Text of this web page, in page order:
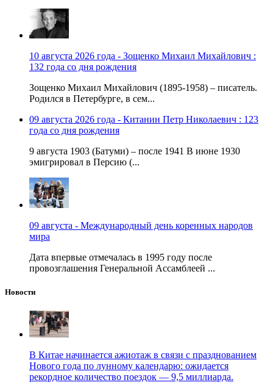
10 августа 2026 года - Зощенко Михаил Михайлович :
132 года со дня рождения
Зощенко Михаил Михайлович (1895-1958) – писатель.
Родился в Петербурге, в сем...
09 августа 2026 года - Китанин Петр Николаевич : 123
года со дня рождения
9 августа 1903 (Батуми) – после 1941 В июне 1930
эмигрировал в Персию (...
09 августа - Международный день коренных народов
мира
Дата впервые отмечалась в 1995 году после
провозглашения Генеральной Ассамблеей ...
Новости
В Китае начинается ажиотаж в связи с празднованием
Нового года по лунному календарю: ожидается
рекордное количество поездок — 9,5 миллиарда.